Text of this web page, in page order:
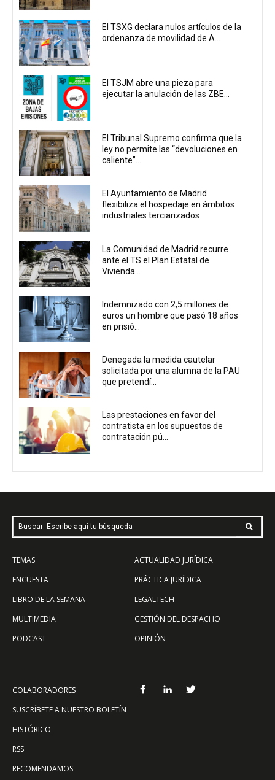
El TSXG declara nulos artículos de la
ordenanza de movilidad de A...
El TSJM abre una pieza para
ejecutar la anulación de las ZBE...
El Tribunal Supremo confirma que la
ley no permite las “devoluciones en
caliente”...
El Ayuntamiento de Madrid
flexibiliza el hospedaje en ámbitos
industriales terciarizados
La Comunidad de Madrid recurre
ante el TS el Plan Estatal de
Vivienda...
Indemnizado con 2,5 millones de
euros un hombre que pasó 18 años
en prisió...
Denegada la medida cautelar
solicitada por una alumna de la PAU
que pretendí...
Las prestaciones en favor del
contratista en los supuestos de
contratación pú...
Buscar: Escribe aquí tu búsqueda
TEMAS
ENCUESTA
LIBRO DE LA SEMANA
MULTIMEDIA
PODCAST
ACTUALIDAD JURÍDICA
PRÁCTICA JURÍDICA
LEGALTECH
GESTIÓN DEL DESPACHO
OPINIÓN
COLABORADORES
SUSCRÍBETE A NUESTRO BOLETÍN
HISTÓRICO
RSS
RECOMENDAMOS